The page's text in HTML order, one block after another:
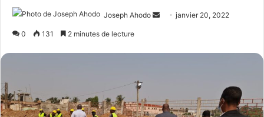
Joseph Ahodo
r
u
janvier 20, 2022
0 131 2 minutes de lecture